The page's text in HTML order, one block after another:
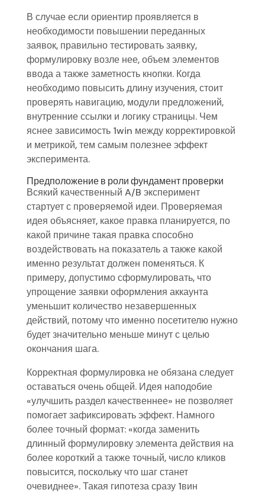
В случае если ориентир проявляется в
необходимости повышении переданных
заявок, правильно тестировать заявку,
формулировку возле нее, объем элементов
ввода а также заметность кнопки. Когда
необходимо повысить длину изучения, стоит
проверять навигацию, модули предложений,
внутренние ссылки и логику страницы. Чем
яснее зависимость 1win между корректировкой
и метрикой, тем самым полезнее эффект
эксперимента.
Предположение в роли фундамент проверки
Всякий качественный A/B эксперимент
стартует с проверяемой идеи. Проверяемая
идея объясняет, какое правка планируется, по
какой причине такая правка способно
воздействовать на показатель а также какой
именно результат должен поменяться. К
примеру, допустимо сформулировать, что
упрощение заявки оформления аккаунта
уменьшит количество незавершенных
действий, потому что именно посетителю нужно
будет значительно меньше минут с целью
окончания шага.
Корректная формулировка не обязана следует
оставаться очень общей. Идея наподобие
«улучшить раздел качественнее» не позволяет
помогает зафиксировать эффект. Намного
более точный формат: «когда заменить
длинный формулировку элемента действия на
более короткий а также точный, число кликов
повысится, поскольку что шаг станет
очевиднее». Такая гипотеза сразу 1вин